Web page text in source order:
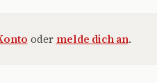
oder melde dich an.